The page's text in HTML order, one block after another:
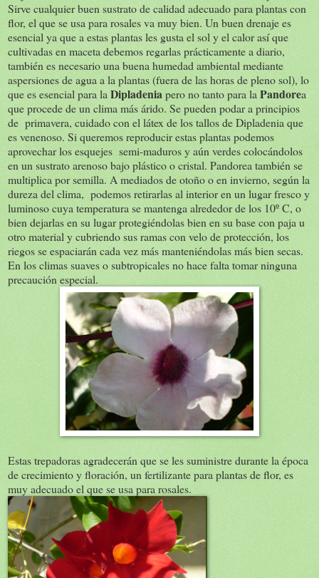
Sirve cualquier buen sustrato de calidad adecuado para plantas con
flor, el que se usa para rosales va muy bien. Un buen drenaje es
esencial ya que a estas plantas les gusta el sol y el calor así que
cultivadas en maceta debemos regarlas prácticamente a diario,
también es necesario una buena humedad ambiental mediante
aspersiones de agua a la plantas (fuera de las horas de pleno sol), lo
que es esencial para la Dipladeniapero no tanto para la Pandorea
que procede de un clima más árido. Se pueden podar a principios
de primavera, cuidado con el látex de los tallos de Dipladenia que
es venenoso. Si queremos reproducir estas plantas podemos
aprovechar los esquejes semi-maduros y aún verdes colocándolos
en un sustrato arenoso bajo plástico o cristal. Pandorea también se
multiplica por semilla. A mediados de otoño o en invierno, según la
dureza del clima, podemos retirarlas al interior en un lugar fresco y
luminoso cuya temperatura se mantenga alrededor de los 10º C, o
bien dejarlas en su lugar protegiéndolas bien en su base con paja u
otro material y cubriendo sus ramas con velo de protección, los
riegos se espaciarán cada vez más manteniéndolas más bien secas.
En los climas suaves o subtropicales no hace falta tomar ninguna
precaución especial.
Estas trepadoras agradecerán que se les suministre durante la época
de crecimiento y floración, un fertilizante para plantas de flor, es
muy adecuado el que se usa para rosales.